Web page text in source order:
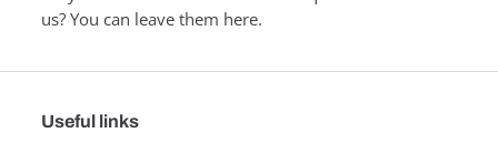
us? You can leave them here.
Useful links